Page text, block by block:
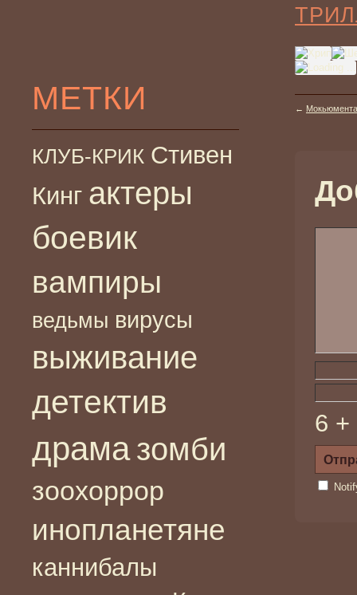
МЕТКИ
КЛУБ-КРИК Стивен
Кинг актеры
боевик
вампиры
ведьмы вирусы
выживание
детектив
драма зомби
зоохоррор
инопланетяне
каннибалы
←
6